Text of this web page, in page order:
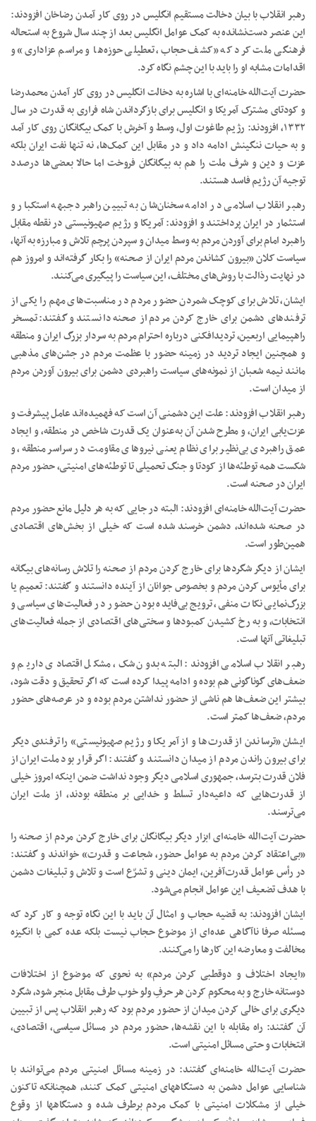
رهبر انقلاب با بیان دخالت مستقیم انگلیس در روی ‌کار آمدن رضاخان افزودند:
این عنصر دست‌نشانده به کمک عوامل انگلیس بعد از چند سال شروع به استحاله
فرهنگی ملت کرد که «کشف حجاب، تعطیلی حوزه‌ها و مراسم عزاداری» و
اقدامات مشابه او را باید با این چشم نگاه کرد.
حضرت آیت‌الله خامنه‌ای با اشاره به دخالت انگلیس در روی کار آمدن محمدرضا
و کودتای مشترک آمریکا و انگلیس برای بازگرداندن شاه فراری به قدرت در سال
۱۳۳۲، افزودند: رژیم طاغوت اول، وسط و آخرش با کمک بیگانگان روی کار آمد
و به حیات ننگینش ادامه داد و در مقابل این کمک‌ها، نه تنها نفت ایران بلکه
عزت و دین و شرف ملت را هم به بیگانگان فروخت اما حالا بعضی‌ها درصدد
توجیه آن رژیم فاسد هستند.
رهبر انقلاب اسلامی در ادامه سخنان‌شان به تبیین راهبرد جبهه استکبار و
استثمار در ایران پرداختند و افزودند: آمریکا و رژیم صهیونیستی در نقطه مقابل
راهبرد امام برای آوردن مردم به وسط میدان و سپردن پرچم تلاش و مبارزه به آنها،
سیاست کلان «بیرون کشاندن مردم ایران از صحنه» را بکار گرفته‌اند و امروز هم
در نهایت رذالت با روش‌های مختلف، این سیاست را پیگیری می‌کنند.
ایشان، تلاش برای کوچک شمردن حضور مردم در مناسبت‌های مهم را یکی از
ترفندهای دشمن برای خارج کردن مردم از صحنه دانستند و گفتند: تمسخر
راهپیمایی اربعین، تردیدافکنی درباره احترام مردم به سردار بزرگ ایران و منطقه
و همچنین ایجاد تردید در زمینه حضور با عظمت مردم در جشن‌های مذهبی
مانند نیمه شعبان از نمونه‌های سیاست راهبردی دشمن برای بیرون آوردن مردم
از میدان است.
رهبر انقلاب افزودند: علت این دشمنی آن است که فهمیده‌اند عامل پیشرفت و
عزت‌یابی ایران، و مطرح شدن آن به‌عنوان یک قدرت شاخص در منطقه، و ایجاد
عمق راهبردی بی‌نظیر برای نظام یعنی نیروهای مقاومت در سراسر منطقه، و
شکست همه توطئه‌ها از کودتا و جنگ تحمیلی تا توطئه‌های امنیتی، حضور مردم
ایران در صحنه است.
حضرت آیت‌الله خامنه‌ای افزودند: البته در جایی که به هر دلیل مانع حضور مردم
در صحنه شده‌اند، دشمن خرسند شده است که خیلی از بخش‌های اقتصادی
همین‌طور است.
ایشان از دیگر شگردها برای خارج کردن مردم از صحنه را تلاش رسانه‌های بیگانه
برای مأیوس کردن مردم و بخصوص جوانان از آینده دانستند و گفتند: تعمیم یا
بزرگ‌نمایی نکات منفی، ترویج بی‌فایده بودن حضور در فعالیت‌های سیاسی و
انتخابات، و به رخ کشیدن کمبودها و سختی‌های اقتصادی از جمله فعالیت‌های
تبلیغاتی آنها است.
رهبر انقلاب اسلامی افزودند: البته بدون شک، مشکل اقتصادی داریم و
ضعف‌های گوناگونی هم بوده و ادامه پیدا کرده است که اگر تحقیق و دقت شود،
بیشتر این ضعف‌ها هم ناشی از حضور نداشتن مردم بوده و در عرصه‌های حضور
مردم، ضعف‌ها کمتر است.
ایشان «ترساندن از قدرت‌ها و از آمریکا و رژیم صهیونیستی» را ترفندی دیگر
برای بیرون راندن مردم از میدان دانستند و گفتند: اگر قرار بود ملت ایران از
فلان قدرت بترسد، جمهوری اسلامی دیگر وجود نداشت ضمن اینکه امروز خیلی
از قدرت‌هایی که داعیه‌دار تسلط و خدایی بر منطقه بودند، از ملت ایران
می‌ترسند.
حضرت آیت‌الله خامنه‌ای ابزار دیگر بیگانگان برای خارج کردن مردم از صحنه را
«بی‌اعتقاد کردن مردم به عوامل حضور، شجاعت و قدرت» خواندند و گفتند:
در رأس عوامل قدرت‌آفرین، ایمان دینی و تشرّع است و تلاش و تبلیغات دشمن
با هدف تضعیف این عوامل انجام می‌شود.
ایشان افزودند: به قضیه حجاب و امثال آن باید با این نگاه توجه و کار کرد که
مسئله صرفا ناآگاهی عده‌ای از موضوع حجاب نیست بلکه عده کمی با انگیزه
مخالفت و معارضه این کارها را می‌کنند.
«ایجاد اختلاف و دوقطبی کردن مردم» به نحوی که موضوع از اختلافات
دوستانه خارج و به محکوم کردن هر حرفِ ولو خوب طرف مقابل منجر شود، شگرد
دیگری برای خالی کردن میدان از حضور مردم بود که رهبر انقلاب پس از تبیین
آن گفتند: راه مقابله با این نقشه‌ها، حضور مردم در مسائل سیاسی، اقتصادی،
انتخابات و حتی مسائل امنیتی است.
حضرت آیت‌الله خامنه‌ای گفتند: در زمینه مسائل امنیتی مردم می‌توانند با
شناسایی عوامل دشمن به دستگاههای امنیتی کمک کنند، همچنانکه تاکنون
خیلی از مشکلات امنیتی با کمک مردم برطرف شده و دستگاهها از وقوع